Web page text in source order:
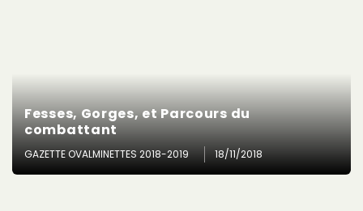
Fesses, Gorges, et Parcours du
combattant
GAZETTE OVALMINETTES 2018-2019 18/11/2018